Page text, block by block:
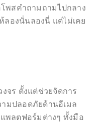
พสคำถามถามไปกลาง
ลองนั่นลองนี่ แต่ไม่เคย
จร ตั้งแต่ช่วยจัดการ
ามปลอดภัยด้านอีเมล
พลตฟอร์มต่างๆ ทั้งมือ